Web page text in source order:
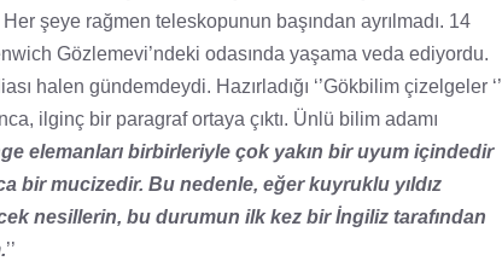
şeye rağmen teleskopunun başından ayrılmadı. 14
Gözlemevi’ndeki odasında yaşama veda ediyordu.
halen gündemdeydi. Hazırladığı ‘’Gökbilim çizelgeler ‘’
ilginç bir paragraf ortaya çıktı. Ünlü bilim adamı
elemanları birbirleriyle çok yakın bir uyum içindedir
bir mucizedir. Bu nedenle, eğer kuyruklu yıldız
nesillerin, bu durumun ilk kez bir İngiliz tarafından
’’